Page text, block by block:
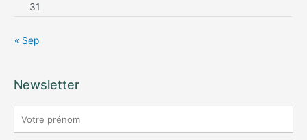
31
« Sep
Newsletter